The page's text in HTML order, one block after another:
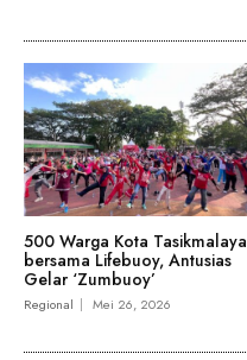
500 Warga Kota Tasikmalaya
bersama Lifebuoy, Antusias
Gelar ‘Zumbuoy’
Regional Mei 26, 2026